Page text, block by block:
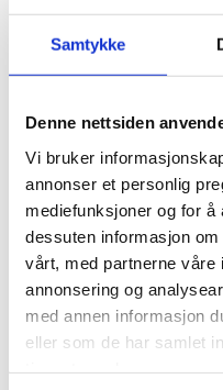
Samtykke
Denne nettsiden
Vi bruker
annonser et personlig
mediefunksjoner og for
dessuten informasjon
vårt, med partnerne våre
annonsering og
med annen informasjon
eller som de har samlet
SaniFlow E05- Hvit
(El.nr. 5833880)
SaniFlow E05C-
SaniFlow E05CS- Matt
(El.nr. 5833884)
SaniFlow E05B- Matt
(El.nr. 5833874)